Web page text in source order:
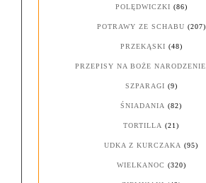
POLĘDWICZKI (86)
POTRAWY ZE SCHABU (207)
PRZEKĄSKI (48)
PRZEPISY NA BOŻE NARODZENIE
SZPARAGI (9)
ŚNIADANIA (82)
TORTILLA (21)
UDKA Z KURCZAKA (95)
WIELKANOC (320)